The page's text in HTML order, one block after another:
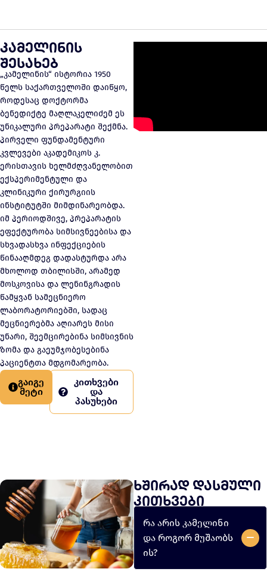
კამელინის
შესახებ
„კამელინის“ ისტორია 1950
წელს საქართველოში დაიწყო,
როდესაც დოქტორმა
ბენედიქტე მაღლაკელიძემ ეს
უნიკალური პრეპარატი შექმნა.
პირველი ფუნდამენტური
კვლევები აკადემიკოს კ.
ერისთავის ხელმძღვანელობით
ექსპერიმენტული და
კლინიკური ქირურგიის
ინსტიტუტში მიმდინარეობდა.
იმ პერიოდშივე, პრეპარატის
ეფექტურობა სიმსივნეებისა და
სხვადასხვა ინფექციების
წინააღმდეგ დადასტურდა არა
მხოლოდ თბილისში, არამედ
მოსკოვისა და ლენინგრადის
წამყვან სამეცნიერო
ლაბორატორიებში, სადაც
მეცნიერებმა აღიარეს მისი
უნარი, შეემცირებინა სიმსივნის
ზომა და გაეუმჯობესებინა
პაციენტთა მდგომარეობა.
გაიგე
მეტი
კითხვები
და
პასუხები
ხშირად დასმული
კითხვები
რა არის კამელინი
და როგორ მუშაობს
ის?